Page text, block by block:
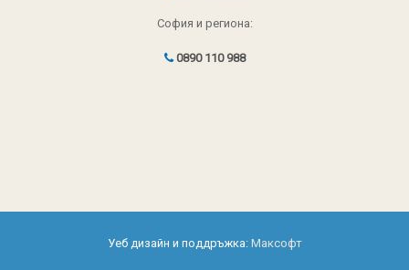
София и региона:
0890 110 988
Уеб дизайн и поддръжка: Максофт